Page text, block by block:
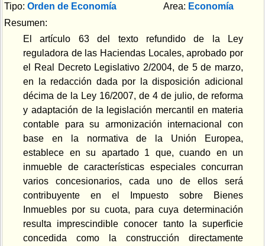
Tipo: Orden de Economía Area: Economía
Resumen:
El artículo 63 del texto refundido de la Ley
reguladora de las Haciendas Locales, aprobado por
el Real Decreto Legislativo 2/2004, de 5 de marzo,
en la redacción dada por la disposición adicional
décima de la Ley 16/2007, de 4 de julio, de reforma
y adaptación de la legislación mercantil en materia
contable para su armonización internacional con
base en la normativa de la Unión Europea,
establece en su apartado 1 que, cuando en un
inmueble de características especiales concurran
varios concesionarios, cada uno de ellos será
contribuyente en el Impuesto sobre Bienes
Inmuebles por su cuota, para cuya determinación
resulta imprescindible conocer tanto la superficie
concedida como la construcción directamente